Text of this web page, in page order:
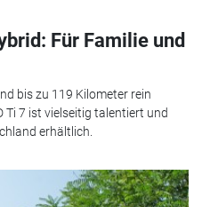
Für Familie und
bis zu 119 Kilometer rein
Ti 7 ist vielseitig talentiert und
erhältlich.